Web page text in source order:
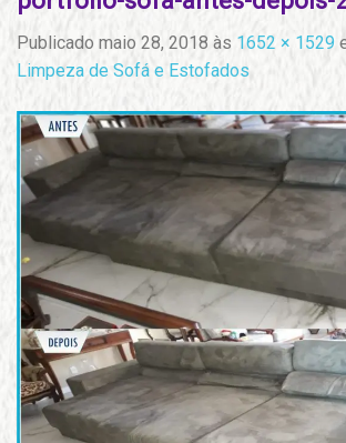
Publicado maio 28, 2018 às 1652 × 1529
Limpeza de Sofá e Estofados